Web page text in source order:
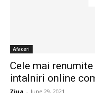
Afaceri
Cele mai
intalniri online
Ziua - June 29, 2021